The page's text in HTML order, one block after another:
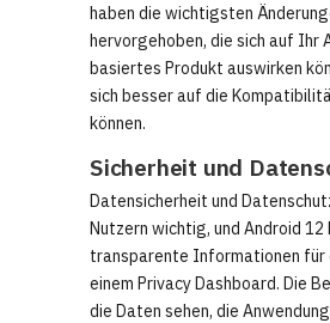
haben die wichtigsten
hervorgehoben, die sich auf Ihr
basiertes Produkt auswirken
sich besser auf die
können.
Sicherheit und
Datensicherheit und
Nutzern wichtig, und Android 12
transparente Informationen für
einem Privacy Dashboard. Die
die Daten sehen, die